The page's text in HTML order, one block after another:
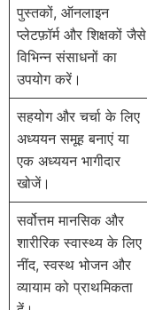
पुस्तकों, ऑनलाइन
प्लेटफ़ॉर्म और शिक्षकों जैसे
विभिन्न संसाधनों का
उपयोग करें।
सहयोग और चर्चा के लिए
अध्ययन समूह बनाएं या
एक अध्ययन भागीदार
खोजें।
सर्वोत्तम मानसिक और
शारीरिक स्वास्थ्य के लिए
नींद, स्वस्थ भोजन और
व्यायाम को प्राथमिकता